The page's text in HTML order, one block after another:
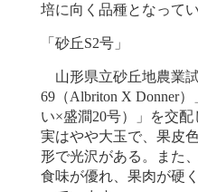
培に向く品種となってい
「砂丘S2号」
山形県立砂丘地農業
69（Albriton X Donner）
い×盛澗20号）」を交
実はやや大玉で、果皮
形で光沢がある。また
食味が優れ、果肉が硬